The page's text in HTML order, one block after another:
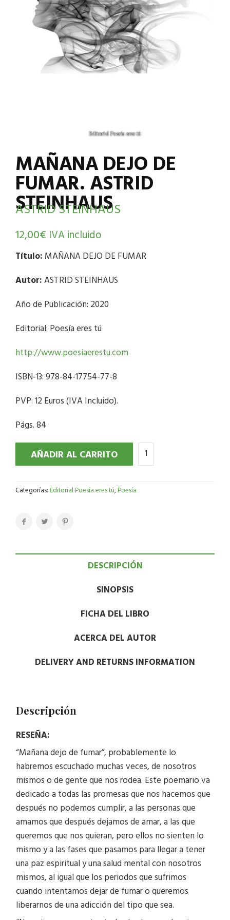
MAÑANA DEJO DE
FUMAR. ASTRID
STEINHAUS
ASTRID STEINHAUS
12,00€ IVA incluido
Título: MAÑANA DEJO DE FUMAR
Autor:ASTRID STEINHAUS
Año de Publicación: 2020
Editorial: Poesía eres tú
http://www.poesiaerestu.com
ISBN-13: 978-84-17754-77-8
PVP: 12 Euros (IVA Incluido).
Págs. 84
AÑADIR AL CARRITO
Categorías:Editorial Poesía eres tú,Poesía
DESCRIPCIÓN
SINOPSIS
FICHA DEL LIBRO
ACERCA DEL AUTOR
DELIVERY AND RETURNS INFORMATION
Descripción
RESEÑA:
“Mañana dejo de fumar”, probablemente lo
habremos escuchado muchas veces, de nosotros
mismos o de gente que nos rodea. Este poemario va
dedicado a todas las promesas que nos hacemos que
después no podemos cumplir, a las personas que
amamos que después dejamos de amar, a las que
queremos que nos quieran, pero ellos no sienten lo
mismo y a las fases que pasamos para llegar a tener
una paz espiritual y una salud mental con nosotros
mismos, al igual que los periodos que sufrimos
cuando intentamos dejar de fumar o queremos
liberarnos de una adicción del tipo que sea.